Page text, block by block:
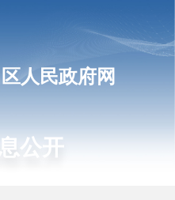
人民政府网
公开